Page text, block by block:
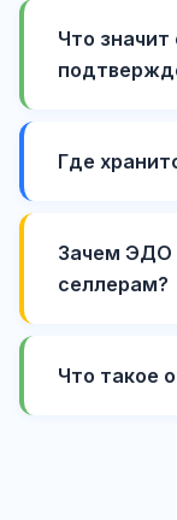
Что
Где
Зачем ЭДО
селлерам?
Что такое